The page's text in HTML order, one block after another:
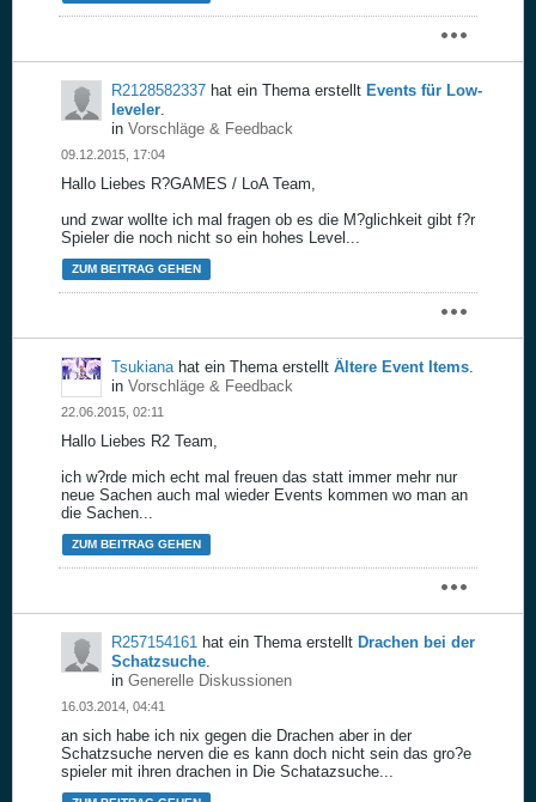
R2128582337 hat ein Thema erstellt Events für Low-
leveler.
in Vorschläge & Feedback
09.12.2015, 17:04
Hallo Liebes R?GAMES / LoA Team,
und zwar wollte ich mal fragen ob es die M?glichkeit gibt f?r
Spieler die noch nicht so ein hohes Level...
ZUM BEITRAG GEHEN
Tsukianahat ein Thema erstellt Ältere Event Items.
in Vorschläge & Feedback
22.06.2015, 02:11
Hallo Liebes R2 Team,
ich w?rde mich echt mal freuen das statt immer mehr nur
neue Sachen auch mal wieder Events kommen wo man an
die Sachen...
ZUM BEITRAG GEHEN
R257154161 hat ein Thema erstellt Drachen bei der
Schatzsuche.
in Generelle Diskussionen
16.03.2014, 04:41
an sich habe ich nix gegen die Drachen aber in der
Schatzsuche nerven die es kann doch nicht sein das gro?e
spieler mit ihren drachen in Die Schatazsuche...